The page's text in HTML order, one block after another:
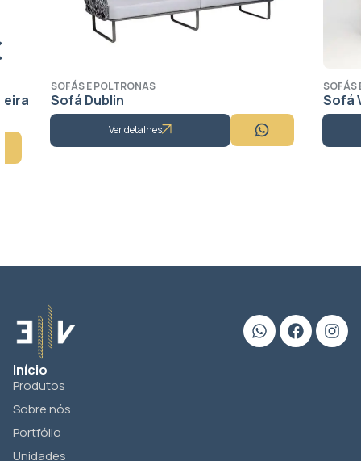
SOFÁS E POLTRONAS
Sofá Dublin
Ver detalhes
SOFÁS E
Sofá
Início
Produtos
Sobre nós
Portfólio
Unidades